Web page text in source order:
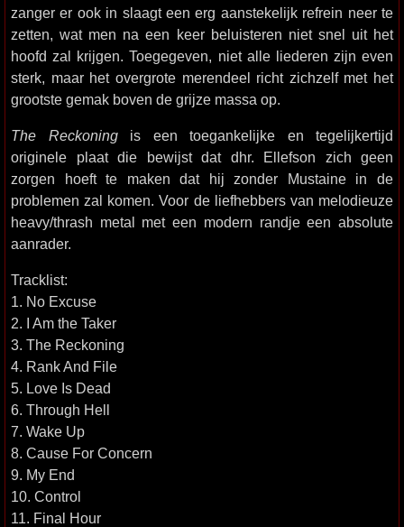
zanger er ook in slaagt een erg aanstekelijk refrein neer te
zetten, wat men na een keer beluisteren niet snel uit het
hoofd zal krijgen. Toegegeven, niet alle liederen zijn even
sterk, maar het overgrote merendeel richt zichzelf met het
grootste gemak boven de grijze massa op.
The Reckoningis een toegankelijke en tegelijkertijd
originele plaat die bewijst dat dhr. Ellefson zich geen
zorgen hoeft te maken dat hij zonder Mustaine in de
problemen zal komen. Voor de liefhebbers van melodieuze
heavy/thrash metal met een modern randje een absolute
aanrader.
Tracklist:
1. No Excuse
2. I Am the Taker
3. The Reckoning
4. Rank And File
5. Love Is Dead
6. Through Hell
7. Wake Up
8. Cause For Concern
9. My End
10. Control
11. Final Hour